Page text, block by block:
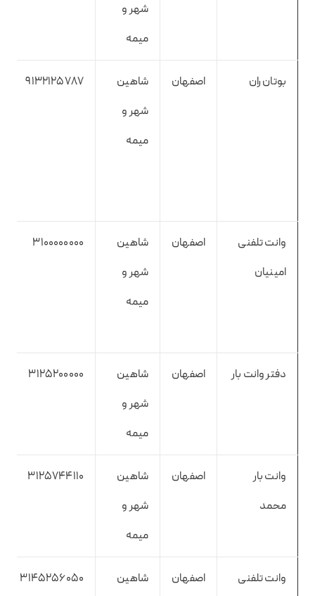
شهر و
میمه
بوتان ران اصفهان
شاهین
شهر و
میمه
9132125787
وانت تلفنی
امینیان
اصفهان
شاهین
شهر و
میمه
3100000000
دفتر وانت بار اصفهان
شاهین
شهر و
میمه
3125200000
وانت بار
محمد
اصفهان
شاهین
شهر و
میمه
3125744110
وانت تلفنی
اصفهان
شاهین
3145256050